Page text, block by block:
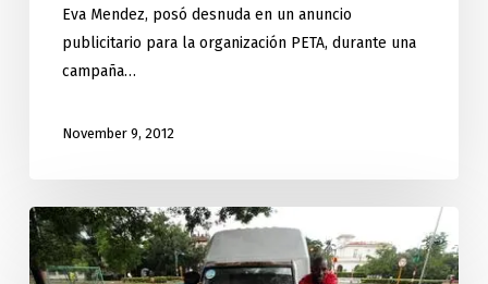
Eva Mendez, posó desnuda en un anuncio
publicitario para la organización PETA, durante una
campaña…
November 9, 2012
A
merced
de